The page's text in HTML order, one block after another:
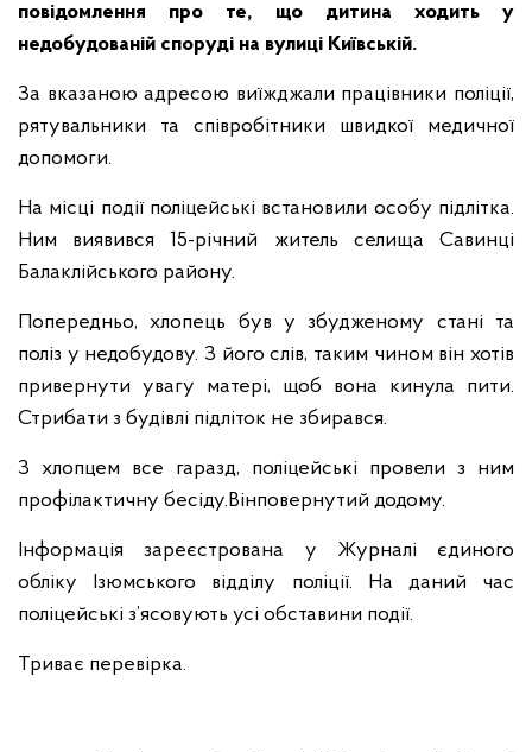
повідомлення про те, що дитина ходить у
недобудованій споруді на вулиці Київській.
За вказаною адресою виїжджали працівники поліції,
рятувальники та співробітники швидкої медичної
допомоги.
На місці події поліцейські встановили особу підлітка.
Ним виявився 15-річний житель селища Савинці
Балаклійського району.
Попередньо, хлопець був у збудженому стані та
поліз у недобудову. З його слів, таким чином він хотів
привернути увагу матері, щоб вона кинула пити.
Стрибати з будівлі підліток не збирався.
З хлопцем все гаразд, поліцейські провели з ним
профілактичну бесіду.Вінповернутий додому.
Інформація зареєстрована у Журналі єдиного
обліку Ізюмського відділу поліції. На даний час
поліцейські з’ясовують усі обставини події.
Триває перевірка.